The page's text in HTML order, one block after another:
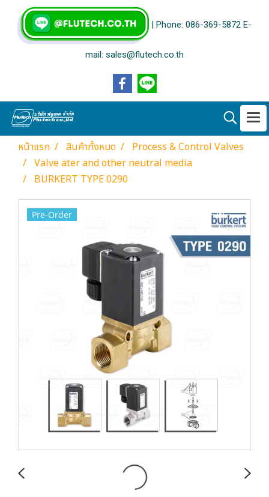
| Phone: 086-369-5872 E-
mail: sales@flutech.co.th
หน้าแรก สินค้าทั้งหมด
Process & Control Valves
Valve ater and other neutral media
BURKERT TYPE 0290
Pre-Order